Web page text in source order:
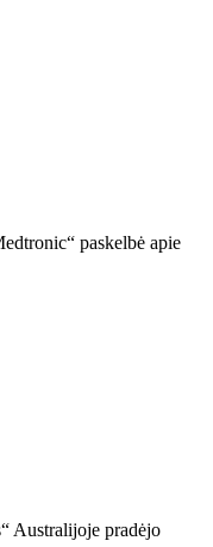
paskelbė apie
Australijoje pradėjo